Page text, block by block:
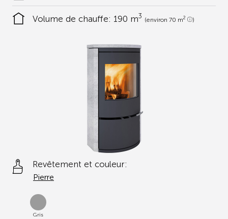
Volume de chauffe: 190 m3 (environ 70 m2 )
Revêtement et couleur:
Pierre
Gris